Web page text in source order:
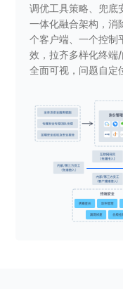
调优工具策略、兜底
一体化融合架构，消
个客户端、一个控制
效，拉齐多样化终端
全面可视，问题自定